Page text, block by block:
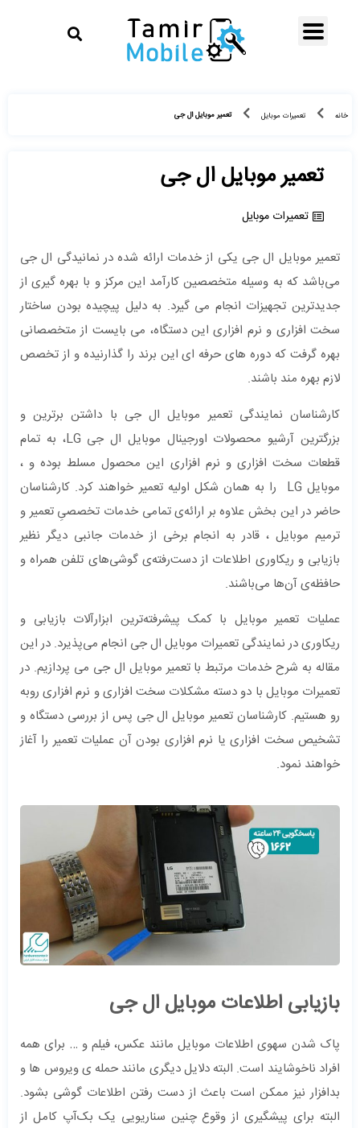
خانه تعمیرات موبایل تعمیر موبایل ال جی
تعمیر موبایل ال جی
تعمیرات موبایل
تعمیر موبایل ال جی یکی از خدمات ارائه شده در نمانیدگی ال جی
می‌باشد که به وسیله متخصصین کارآمد این مرکز و با بهره‌ گیری از
جدیدترین تجهیزات انجام می گیرد. به دلیل پیچیده بودن ساختار
سخت افزاری و نرم افزاری این دستگاه، می بایست از متخصصانی
بهره گرفت که دوره های حرفه ای این برند را گذارنیده و از تخصص
لازم بهره مند باشند.
کارشناسان نمایندگی تعمیر موبایل ال جی با داشتن برترین و
بزرگترین آرشیو محصولات اورجینال موبایل ال جی LG، به تمام
قطعات سخت افزاری و نرم افزاری این محصول مسلط بوده و ،
موبایل LG را به همان شکل اولیه تعمیر خواهند کرد. کارشناسان
حاضر در این بخش علاوه بر ارائه‌ی تمامی خدمات تخصصیِ تعمیر و
ترمیم موبایل ، قادر به انجام برخی از خدمات جانبی دیگر نظیر
بازیابی و ریکاوری اطلاعات از دست‌رفته‌ی گوشی‌های تلفن همراه و
حافظه‌ی آن‌ها می‌باشند.
عملیات تعمیر موبایل با کمک پیشرفته‌ترین ابزارآلات بازیابی و
ریکاوری در نمایندگی تعمیرات موبایل ال جی انجام می‌پذیرد. در این
مقاله به شرح خدمات مرتبط با تعمیر موبایل ال جی می پردازیم. در
تعمیرات موبایل با دو دسته مشکلات سخت افزاری و نرم افزاری روبه
رو هستیم. کارشناسان تعمیر موبایل ال جی پس از بررسی دستگاه و
تشخیص سخت افزاری یا نرم افزاری بودن آن عملیات تعمیر را آغاز
خواهند نمود.
بازیابی اطلاعات موبایل ال جی
پاک شدن سهوی اطلاعات موبایل مانند عکس، فیلم و … برای همه
افراد ناخوشایند است. البته دلایل دیگری مانند حمله ی ویروس ها و
بدافزار نیز ممکن است باعث از دست رفتن اطلاعات گوشی بشود.
البته برای پیشگیری از وقوع چنین سناریو‌یی یک بک‌‌آپ کامل از